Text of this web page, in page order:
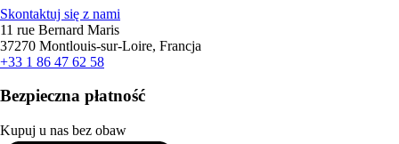
Skontaktuj się z nami
11 rue Bernard Maris
37270 Montlouis-sur-Loire, Francja
+33 1 86 47 62 58
Bezpieczna płatność
Kupuj u nas bez obaw